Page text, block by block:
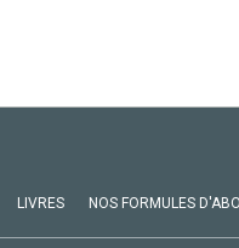
LIVRES NOS FORMULES